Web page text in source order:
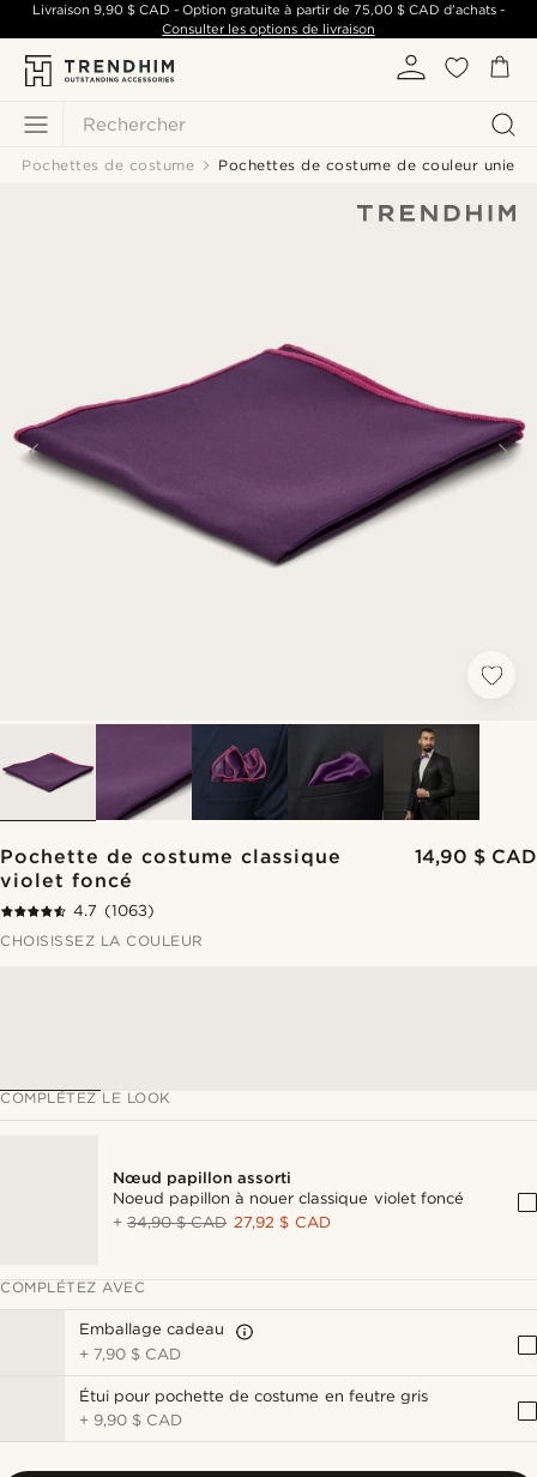
Rechercher
Livraison 9,90 $ CAD - Option gratuite à partir de 75,00 $ CAD d'achats -
Consulter les options de livraison
Pochettes de costume Pochettes de costume de couleur unie
Pochette de costume classique
violet foncé
14,90 $ CAD
4.7 (1063)
CHOISISSEZ LA COULEUR
COMPLÉTEZ LE LOOK
Nœud papillon assorti
Noeud papillon à nouer classique violet foncé
+34,90 $ CAD 27,92 $ CAD
COMPLÉTEZ AVEC
Emballage cadeau
+ 7,90 $ CAD
Étui pour pochette de costume en feutre gris
+ 9,90 $ CAD